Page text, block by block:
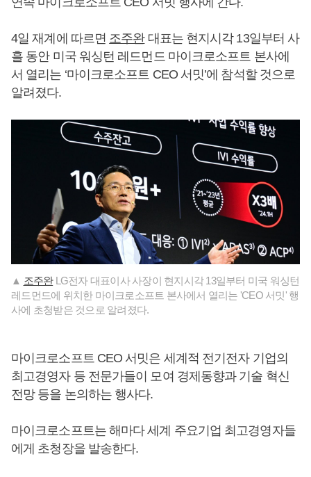
4일 재계에 따르면 조주완대표는 현지시각 13일부터 사
흘 동안 미국 워싱턴 레드먼드 마이크로소프트 본사에
서 열리는 ‘마이크로소프트 CEO 서밋’에 참석할 것으로
알려졌다.
▲ 조주완LG전자 대표이사 사장이 현지시각 13일부터 미국 워싱턴
레드먼드에 위치한 마이크로소프트 본사에서 열리는 'CEO 서밋' 행
사에 초청받은 것으로 알려졌다.
마이크로소프트 CEO 서밋은 세계적 전기전자 기업의
최고경영자 등 전문가들이 모여 경제동향과 기술 혁신
전망 등을 논의하는 행사다.
마이크로소프트는 해마다 세계 주요기업 최고경영자들
에게 초청장을 발송한다.